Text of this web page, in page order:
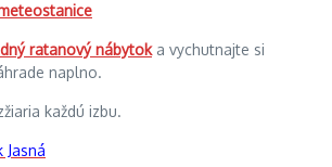
ratanový nábytoka vychutnajte si
naplno.
každú izbu.